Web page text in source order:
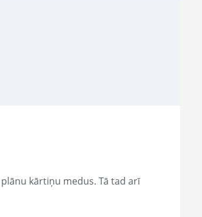
kārtiņu medus. Tā tad arī